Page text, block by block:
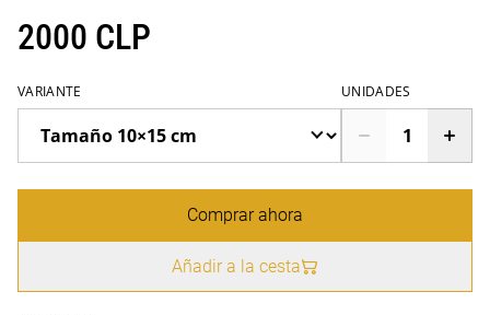
2000 CLP
VARIANTE UNIDADES
Comprar ahora
Añadir a la cesta